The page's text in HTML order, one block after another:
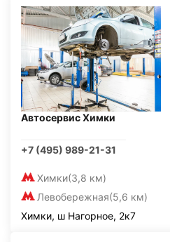
Автосервис Химки
+7 (495) 989-21-31
Химки(3,8 км)
Левобережная(5,6 км)
Химки, ш Нагорное, 2к7